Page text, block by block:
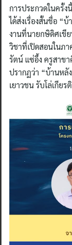
การประกวดในครั้
ได้ส่งเรื่องสั้นชื่อ “
งานที่นายกษิดิศเขีย
วิชาที่เปิดสอนในภ
รัตน์ แซ่อึ้ง ครูสาข
ปรากฏว่า “บ้านหลั
เยาวชน รับโล่เกีย